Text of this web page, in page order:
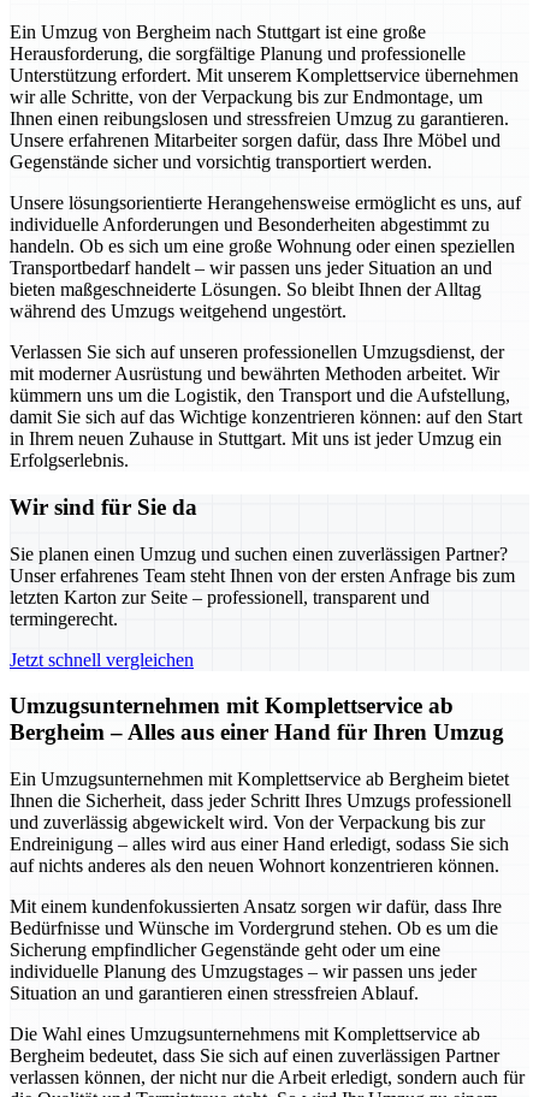
Ein Umzug von Bergheim nach Stuttgart ist eine große
Herausforderung, die sorgfältige Planung und professionelle
Unterstützung erfordert. Mit unserem Komplettservice übernehmen
wir alle Schritte, von der Verpackung bis zur Endmontage, um
Ihnen einen reibungslosen und stressfreien Umzug zu garantieren.
Unsere erfahrenen Mitarbeiter sorgen dafür, dass Ihre Möbel und
Gegenstände sicher und vorsichtig transportiert werden.
Unsere lösungsorientierte Herangehensweise ermöglicht es uns, auf
individuelle Anforderungen und Besonderheiten abgestimmt zu
handeln. Ob es sich um eine große Wohnung oder einen speziellen
Transportbedarf handelt – wir passen uns jeder Situation an und
bieten maßgeschneiderte Lösungen. So bleibt Ihnen der Alltag
während des Umzugs weitgehend ungestört.
Verlassen Sie sich auf unseren professionellen Umzugsdienst, der
mit moderner Ausrüstung und bewährten Methoden arbeitet. Wir
kümmern uns um die Logistik, den Transport und die Aufstellung,
damit Sie sich auf das Wichtige konzentrieren können: auf den Start
in Ihrem neuen Zuhause in Stuttgart. Mit uns ist jeder Umzug ein
Erfolgserlebnis.
Wir sind für Sie da
Sie planen einen Umzug und suchen einen zuverlässigen Partner?
Unser erfahrenes Team steht Ihnen von der ersten Anfrage bis zum
letzten Karton zur Seite – professionell, transparent und
termingerecht.
Jetzt schnell vergleichen
Umzugsunternehmen mit Komplettservice ab
Bergheim – Alles aus einer Hand für Ihren Umzug
Ein Umzugsunternehmen mit Komplettservice ab Bergheim bietet
Ihnen die Sicherheit, dass jeder Schritt Ihres Umzugs professionell
und zuverlässig abgewickelt wird. Von der Verpackung bis zur
Endreinigung – alles wird aus einer Hand erledigt, sodass Sie sich
auf nichts anderes als den neuen Wohnort konzentrieren können.
Mit einem kundenfokussierten Ansatz sorgen wir dafür, dass Ihre
Bedürfnisse und Wünsche im Vordergrund stehen. Ob es um die
Sicherung empfindlicher Gegenstände geht oder um eine
individuelle Planung des Umzugstages – wir passen uns jeder
Situation an und garantieren einen stressfreien Ablauf.
Die Wahl eines Umzugsunternehmens mit Komplettservice ab
Bergheim bedeutet, dass Sie sich auf einen zuverlässigen Partner
verlassen können, der nicht nur die Arbeit erledigt, sondern auch für